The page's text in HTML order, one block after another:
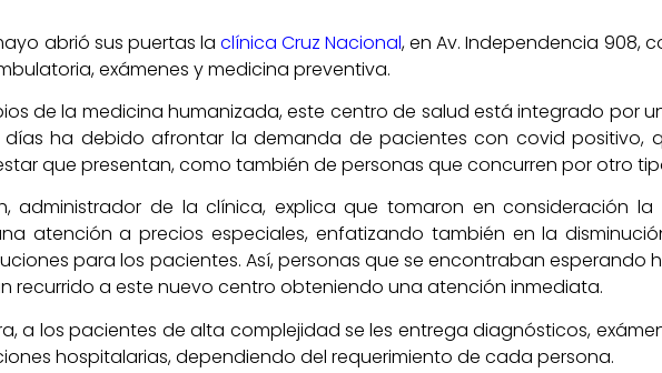
abrió sus puertas la clínica Cruz Nacional, en Av. Independencia 908,
exámenes y medicina preventiva.
de la medicina humanizada, este centro de salud está integrado por
ha debido afrontar la demanda de pacientes con covid positivo,
que presentan, como también de personas que concurren por otro
administrador de la clínica, explica que tomaron en consideración
atención a precios especiales, enfatizando también en la
para los pacientes. Así, personas que se encontraban esperando
recurrido a este nuevo centro obteniendo una atención inmediata.
a los pacientes de alta complejidad se les entrega diagnósticos,
hospitalarias, dependiendo del requerimiento de cada persona.